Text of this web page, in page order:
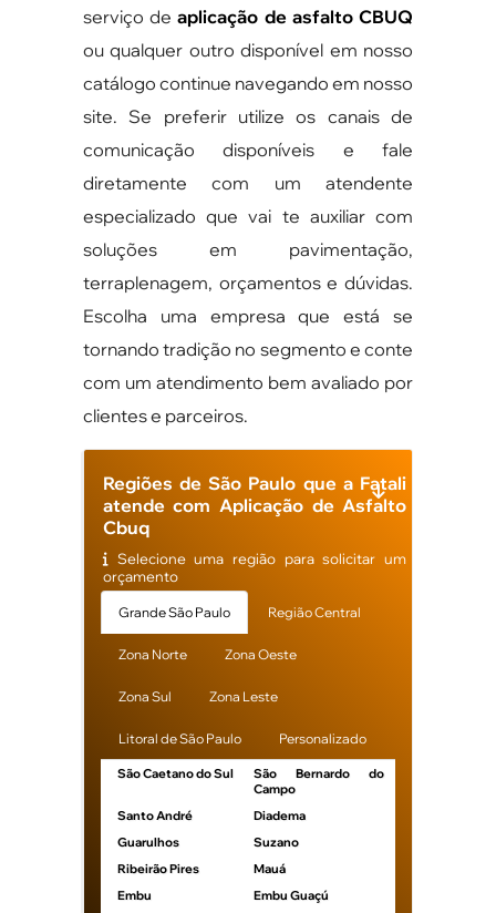
serviço deaplicação de asfalto CBUQ
ou qualquer outro disponível em nosso
catálogo continue navegando em nosso
site. Se preferir utilize os canais de
comunicação disponíveis e fale
diretamente com um atendente
especializado que vai te auxiliar com
soluções em pavimentação,
terraplenagem, orçamentos e dúvidas.
Escolha uma empresa que está se
tornando tradição no segmento e conte
com um atendimento bem avaliado por
clientes e parceiros.
Regiões de São Paulo que a Fatali
atende com Aplicação de Asfalto
Cbuq
Selecione uma região para solicitar um
orçamento
Grande São Paulo Região Central
Zona Norte Zona Oeste
Zona Sul Zona Leste
Litoral de São Paulo Personalizado
São Caetano do Sul
São Bernardo do
Campo
Santo André
Diadema
Guarulhos
Suzano
Ribeirão Pires
Mauá
Embu
Embu Guaçú